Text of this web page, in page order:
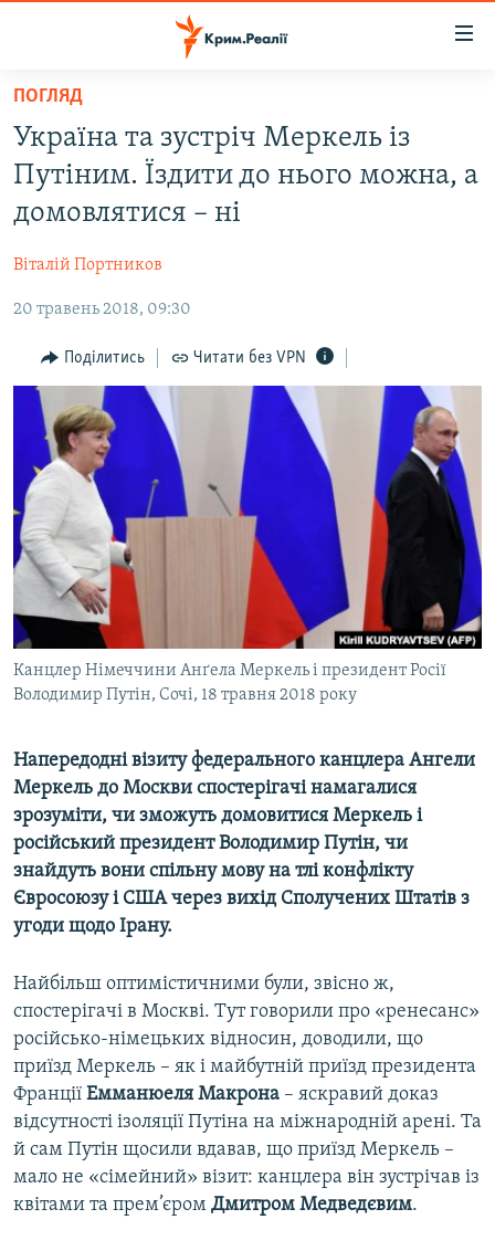
Перейти
основного
матеріалу
Перейти
до
основної
Перейти
пошуку
ВОДА.КРИМ
ВІДЕО ТА ФОТО
БЛОГИ
ПОГЛЯД
ІНТЕРВ'Ю
ВСЕ ЗА ДЕНЬ
СПЕЦПРОЕКТИ
ДЕПОРТАЦІЯ
ВІДЕОУРОКИ «ELIFBE»
СВІДЧЕННЯ ОКУПАЦІЇ
УКРАЇНСЬКА ПРОБЛЕМА КРИМУ
ІНФОГРАФІКА
ЯК ОБІЙТИ БЛОКУВАННЯ
Русский
Qırımtatar
ДОЛУЧАЙСЯ!
ПОГЛЯД
Україна та зустріч Меркель із
Путіним. Їздити до нього можна, а
домовлятися – ні
Віталій Портников
20 травень 2018, 09:30
Поділитись Читати без VPN
Канцлер Німеччини Анґела Меркель і президент Росії
Володимир Путін, Сочі, 18 травня 2018 року
Напередодні візиту федерального канцлера Ангели
Меркель до Москви спостерігачі намагалися
зрозуміти, чи зможуть домовитися Меркель і
російський президент Володимир Путін, чи
знайдуть вони спільну мову на тлі конфлікту
Євросоюзу і США через вихід Сполучених Штатів з
угоди щодо Ірану.
Найбільш оптимістичними були, звісно ж,
спостерігачі в Москві. Тут говорили про «ренесанс»
російсько-німецьких відносин, доводили, що
приїзд Меркель – як і майбутній приїзд президента
Франції Емманюеля Макрона – яскравий доказ
відсутності ізоляції Путіна на міжнародній арені. Та
й сам Путін щосили вдавав, що приїзд Меркель –
мало не «сімейний» візит: канцлера він зустрічав із
квітами та прем’єром Дмитром Медведєвим.